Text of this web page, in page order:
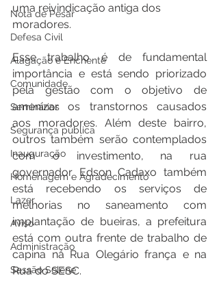
Nota de Pesar
Defesa Civil
Alagação e Enchente
Comunidade
Seminários
Segurança pública
Inauguração
Homenagem e Agradecimento
Lazer
Aviso
Administração
Sessão Solene
uma reivindicação antiga dos
moradores.
Esse trabalho é de fundamental
importância e está sendo priorizado
pela gestão com o objetivo de
amenizar os transtornos causados
aos moradores. Além deste bairro,
outros também serão contemplados
com o investimento, na rua
governador Edson Cadaxo também
está recebendo os serviços de
melhorias no saneamento com
implantação de bueiras, a prefeitura
está com outra frente de trabalho de
capina na Rua Olegário frança e na
Rua do SESC.